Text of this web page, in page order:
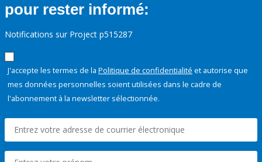
pour rester informé:
Notifications sur Project p515287
J'accepte les termes de la Politique de confidentialité et autorise que
mes données personnelles soient utilisées dans le cadre de
l'abonnement à la newsletter sélectionnée.